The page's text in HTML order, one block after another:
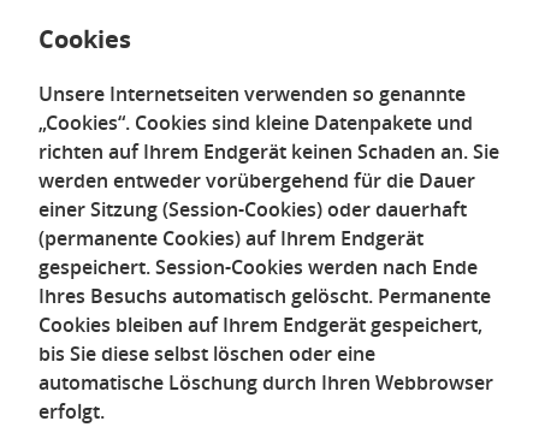
Cookies
Unsere Internetseiten verwenden so genannte
„Cookies“. Cookies sind kleine Datenpakete und
richten auf Ihrem Endgerät keinen Schaden an. Sie
werden entweder vorübergehend für die Dauer
einer Sitzung (Session-Cookies) oder dauerhaft
(permanente Cookies) auf Ihrem Endgerät
gespeichert. Session-Cookies werden nach Ende
Ihres Besuchs automatisch gelöscht. Permanente
Cookies bleiben auf Ihrem Endgerät gespeichert,
bis Sie diese selbst löschen oder eine
automatische Löschung durch Ihren Webbrowser
erfolgt.